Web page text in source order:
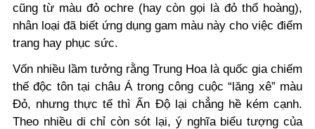
cũng từ màu đỏ ochre (hay còn gọi là đỏ thổ hoàng),
nhân loại đã biết ứng dụng gam màu này cho việc điểm
trang hay phục sức.
Vốn nhiều lầm tưởng rằng Trung Hoa là quốc gia chiếm
thế độc tôn tại châu Á trong công cuộc “lăng xê” màu
Đỏ, nhưng thực tế thì Ấn Độ lại chẳng hề kém cạnh.
Theo nhiều di chỉ còn sót lại, ý nghĩa biểu tượng của